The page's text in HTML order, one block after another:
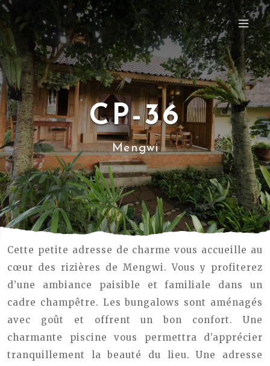
CP-36
Mengwi
Cette petite adresse de charme vous accueille au
cœur des rizières de Mengwi. Vous y profiterez
d’une ambiance paisible et familiale dans un
cadre champêtre. Les bungalows sont aménagés
avec goût et offrent un bon confort. Une
charmante piscine vous permettra d’apprécier
tranquillement la beauté du lieu. Une adresse